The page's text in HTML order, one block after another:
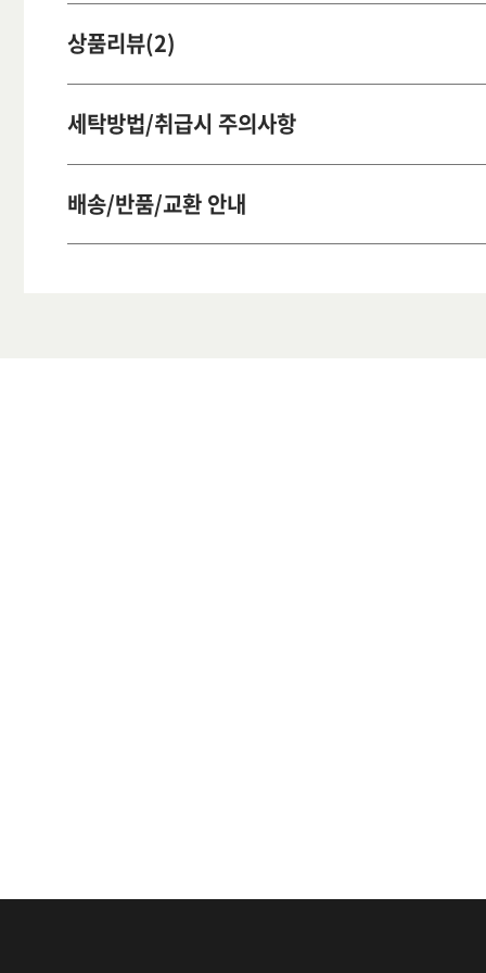
상품리뷰(2)
세탁방법/취급시 주의사항
배송/반품/교환 안내